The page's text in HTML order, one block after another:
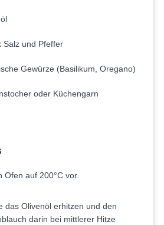
Salz und Pfeffer
Gewürze (Basilikum, Oregano)
oder Küchengarn
Ofen auf 200°C vor.
das Olivenöl erhitzen und den
darin bei mittlerer Hitze